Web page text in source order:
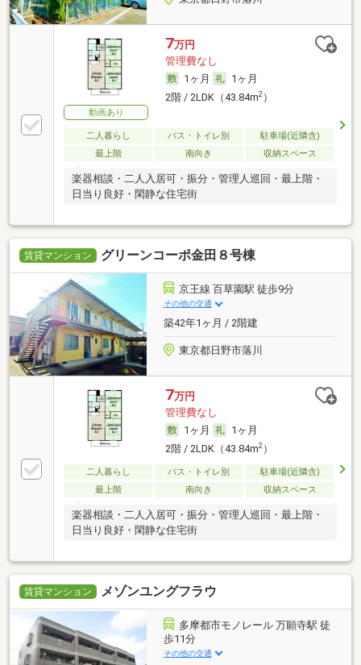
動画あり
7万円
管理費なし
1ヶ月
1ヶ月
2階 / 2LDK（43.84m2）
二人暮らし バス・トイレ別
駐車場(近隣含)
最上階
南向き 収納スペース
楽器相談・二人入居可・振分・管理人巡回・最上階・
日当り良好・閑静な住宅街
賃貸マンション グリーンコーポ金田８号棟
京王線 百草園駅 徒歩9分
その他の交通
築42年1ヶ月 / 2階建
東京都日野市落川
7万円
管理費なし
1ヶ月
1ヶ月
2階 / 2LDK（43.84m2）
二人暮らし バス・トイレ別
駐車場(近隣含)
最上階
南向き 収納スペース
楽器相談・二人入居可・振分・管理人巡回・最上階・
日当り良好・閑静な住宅街
賃貸マンション メゾンユングフラウ
多摩都市モノレール 万願寺駅 徒
歩11分
その他の交通